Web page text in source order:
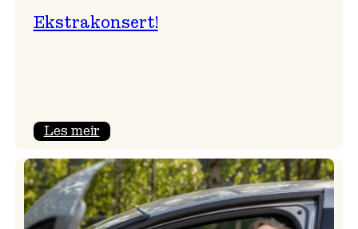
Ekstrakonsert!
Les meir: